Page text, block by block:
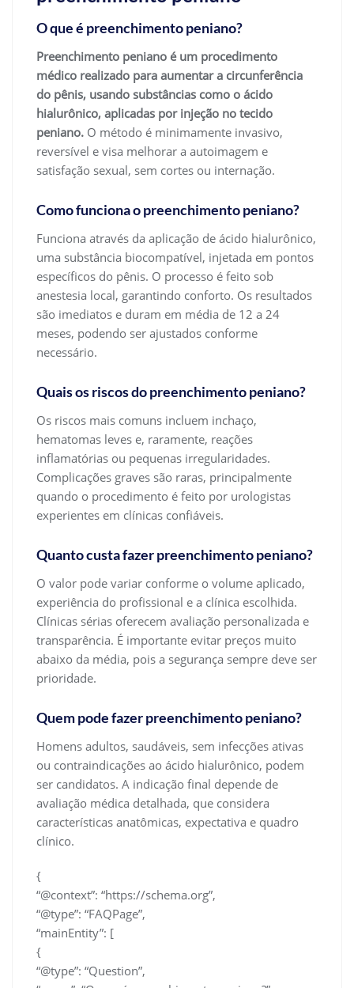
O que é preenchimento peniano?
Preenchimento peniano é um procedimento
médico realizado para aumentar a circunferência
do pênis, usando substâncias como o ácido
hialurônico, aplicadas por injeção no tecido
peniano. O método é minimamente invasivo,
reversível e visa melhorar a autoimagem e
satisfação sexual, sem cortes ou internação.
Como funciona o preenchimento peniano?
Funciona através da aplicação de ácido hialurônico,
uma substância biocompatível, injetada em pontos
específicos do pênis. O processo é feito sob
anestesia local, garantindo conforto. Os resultados
são imediatos e duram em média de 12 a 24
meses, podendo ser ajustados conforme
necessário.
Quais os riscos do preenchimento peniano?
Os riscos mais comuns incluem inchaço,
hematomas leves e, raramente, reações
inflamatórias ou pequenas irregularidades.
Complicações graves são raras, principalmente
quando o procedimento é feito por urologistas
experientes em clínicas confiáveis.
Quanto custa fazer preenchimento peniano?
O valor pode variar conforme o volume aplicado,
experiência do profissional e a clínica escolhida.
Clínicas sérias oferecem avaliação personalizada e
transparência. É importante evitar preços muito
abaixo da média, pois a segurança sempre deve ser
prioridade.
Quem pode fazer preenchimento peniano?
Homens adultos, saudáveis, sem infecções ativas
ou contraindicações ao ácido hialurônico, podem
ser candidatos. A indicação final depende de
avaliação médica detalhada, que considera
características anatômicas, expectativa e quadro
clínico.
{
“@context”: “https://schema.org”,
“@type”: “FAQPage”,
“mainEntity”: [
{
“@type”: “Question”,